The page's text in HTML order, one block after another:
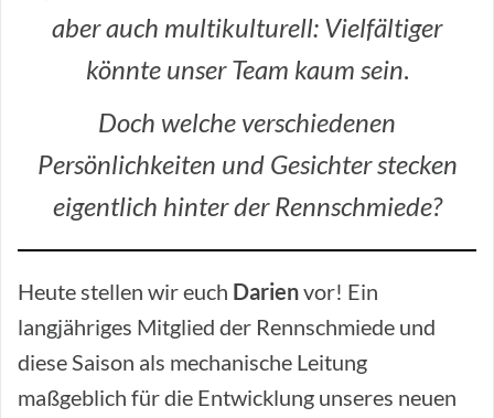
aber auch multikulturell: Vielfältiger
könnte unser Team kaum sein.
Doch welche verschiedenen
Persönlichkeiten und Gesichter stecken
eigentlich hinter der Rennschmiede?
Heute stellen wir euch Darienvor! Ein
langjähriges Mitglied der Rennschmiede und
diese Saison als mechanische Leitung
maßgeblich für die Entwicklung unseres neuen